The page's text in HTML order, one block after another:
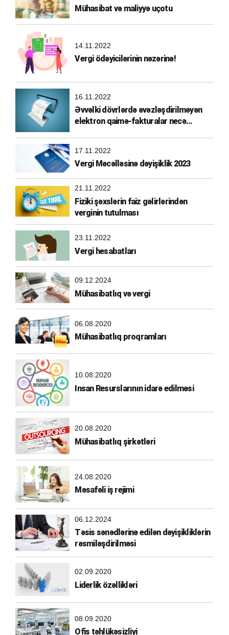
Mühasibat və maliyyə uçotu
14.11.2022
Vergi ödəyicilərinin nəzərinə!
16.11.2022
Əvvəlki dövrlərdə əvəzləşdirilməyən
elektron qaimə-fakturalar necə
17.11.2022
Vergi Məcəlləsinə dəyişiklik 2023
21.11.2022
Fiziki şəxslərin faiz gəlirlərindən
verginin tutulması
23.11.2022
Vergi hesabatları
09.12.2024
Mühasibatlıq və vergi
06.08.2020
Mühasibatlıq proqramları
10.08.2020
Insan Resurslarının idarə edilməsi
20.08.2020
Mühasibatlıq şirkətləri
24.08.2020
Məsafəli iş rejimi
06.12.2024
Təsis sənədlərinə edilən dəyişikliklərin
rəsmiləşdirilməsi
02.09.2020
Liderlik özəllikləri
08.09.2020
Ofis təhlükəsizliyi